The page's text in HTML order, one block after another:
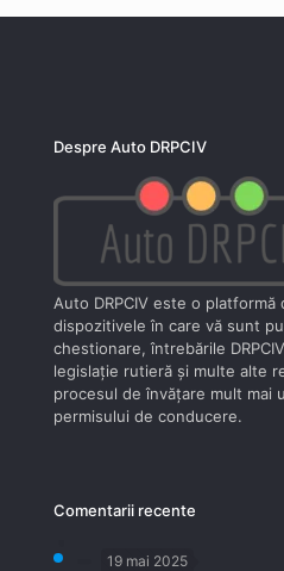
Despre Auto DRPCIV
Auto DRPCIV este o
dispozitivele în care vă sunt
chestionare, întrebările
legislaţie rutieră şi multe alte
procesul de învăţare mult mai
permisului de conducere.
Comentarii recente
19 mai 2025